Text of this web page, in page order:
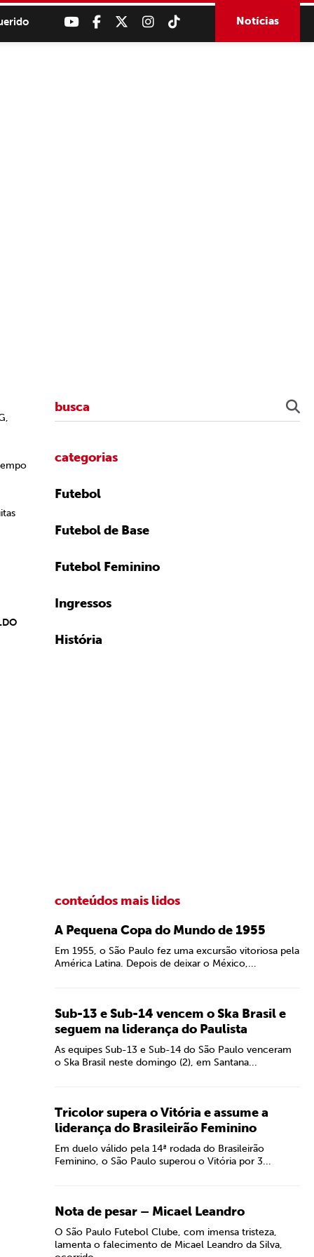
Notícias
categorias
Futebol
Futebol de Base
Futebol Feminino
Ingressos
História
conteúdos mais lidos
A Pequena Copa do Mundo de 1955
Em 1955, o São Paulo fez uma excursão vitoriosa pela
América Latina. Depois de deixar o México,...
Sub-13 e Sub-14 vencem o Ska Brasil e
seguem na liderança do Paulista
As equipes Sub-13 e Sub-14 do São Paulo venceram
o Ska Brasil neste domingo (2), em Santana...
Tricolor supera o Vitória e assume a
liderança do Brasileirão Feminino
Em duelo válido pela 14ª rodada do Brasileirão
Feminino, o São Paulo superou o Vitória por 3...
Nota de pesar – Micael Leandro
O São Paulo Futebol Clube, com imensa tristeza,
lamenta o falecimento de Micael Leandro da Silva,